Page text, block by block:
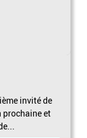
invité de
prochaine et